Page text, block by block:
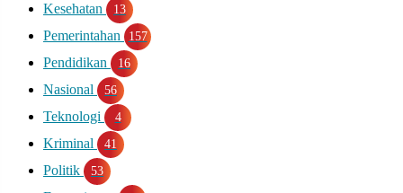
Kesehatan 13
Pemerintahan 157
Pendidikan 16
Nasional 56
Teknologi 4
Kriminal 41
Politik 53